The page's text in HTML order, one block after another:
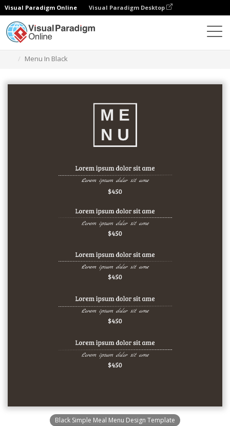
Visual Paradigm Online Visual Paradigm Desktop
Menu In Black
Black Simple Meal Menu Design Template